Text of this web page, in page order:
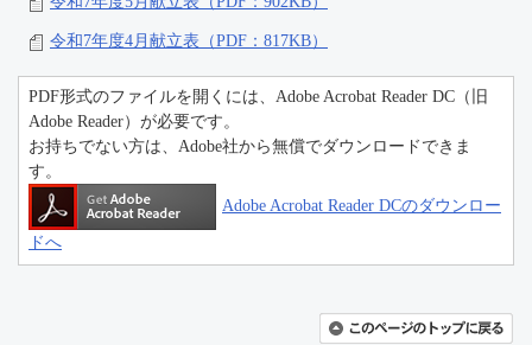
令和7年度4月献立表（PDF：817KB）
PDF形式のファイルを開くには、Adobe Acrobat Reader DC（旧
Adobe Reader）が必要です。
お持ちでない方は、Adobe社から無償でダウンロードできま
す。
Adobe Acrobat Reader DCのダウンロー
ドへ